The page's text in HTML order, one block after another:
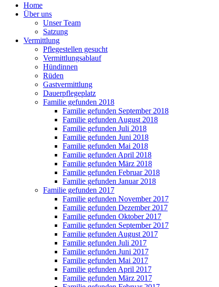
Home
Über uns
Unser Team
Satzung
Vermittlung
Pflegestellen gesucht
Vermittlungsablauf
Hündinnen
Rüden
Gastvermittlung
Dauerpflegeplatz
Familie gefunden 2018
Familie gefunden September 2018
Familie gefunden August 2018
Familie gefunden Juli 2018
Familie gefunden Juni 2018
Familie gefunden Mai 2018
Familie gefunden April 2018
Familie gefunden März 2018
Familie gefunden Februar 2018
Familie gefunden Januar 2018
Familie gefunden 2017
Familie gefunden November 2017
Familie gefunden Dezember 2017
Familie gefunden Oktober 2017
Familie gefunden September 2017
Familie gefunden August 2017
Familie gefunden Juli 2017
Familie gefunden Juni 2017
Familie gefunden Mai 2017
Familie gefunden April 2017
Familie gefunden März 2017